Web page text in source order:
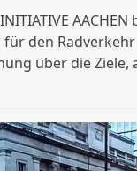
den
über die